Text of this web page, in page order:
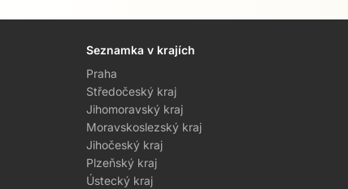
Seznamka v krajích
Praha
Středočeský kraj
Jihomoravský kraj
Moravskoslezský kraj
Jihočeský kraj
Plzeňský kraj
Ústecký kraj